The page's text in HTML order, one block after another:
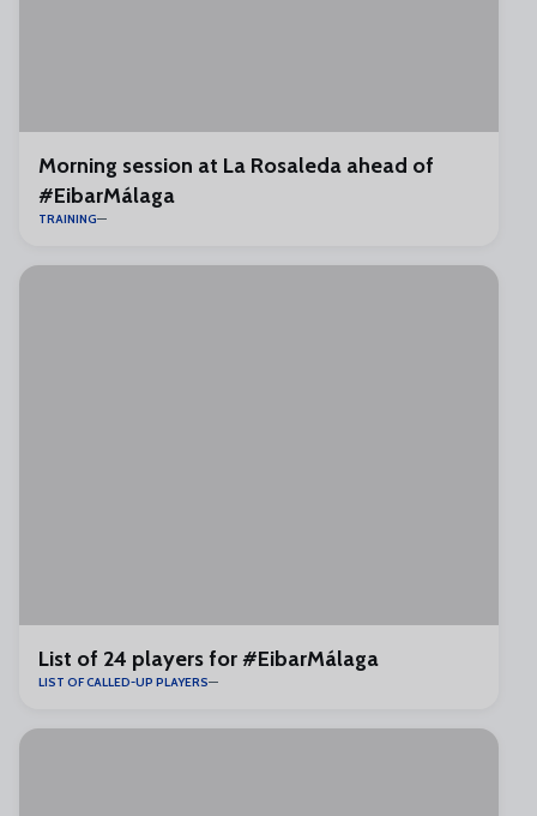
Morning session at La Rosaleda ahead of
#EibarMálaga
TRAINING
List of 24 players for #EibarMálaga
LIST OF CALLED-UP PLAYERS